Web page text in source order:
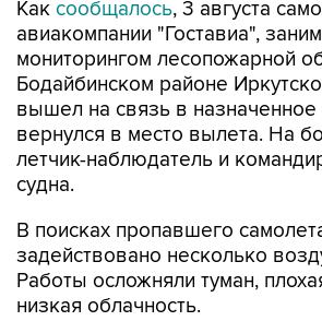
Как сообщалось, 3 августа
авиакомпании "Гоставиа",
мониторингом лесопожарной
Бодайбинском районе
вышел на связь в
вернулся в место вылета. На
летчик-наблюдатель и
судна.
В поисках пропавшего
задействовано несколько
Работы осложняли туман,
низкая облачность.